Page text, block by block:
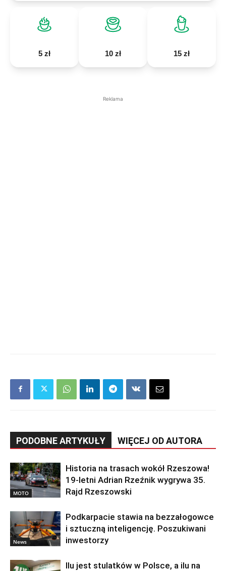
5 zł 10 zł 15 zł
Reklama
PODOBNE ARTYKUŁY WIĘCEJ OD AUTORA
MOTO
Historia na trasach wokół Rzeszowa!
19-letni Adrian Rzeźnik wygrywa 35.
Rajd Rzeszowski
News
Podkarpacie stawia na bezzałogowce
i sztuczną inteligencję. Poszukiwani
inwestorzy
Ilu jest stulatków w Polsce, a ilu na